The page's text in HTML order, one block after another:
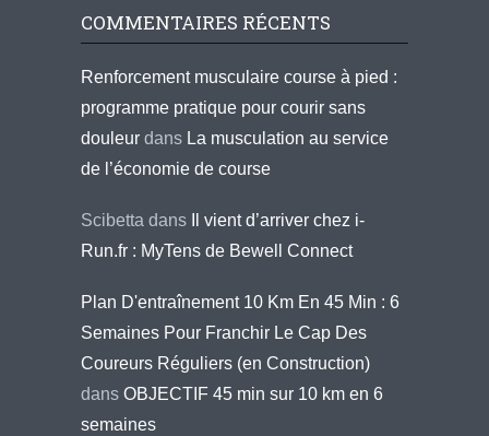
COMMENTAIRES RÉCENTS
Renforcement musculaire course à pied :
programme pratique pour courir sans
douleur dans La musculation au service
de l’économie de course
Scibetta dans
Il vient d’arriver chez i-
Run.fr : MyTens de Bewell Connect
Plan D'entraînement 10 Km En 45 Min : 6
Semaines Pour Franchir Le Cap Des
Coureurs Réguliers (en Construction)
dans OBJECTIF 45 min sur 10 km en 6
semaines